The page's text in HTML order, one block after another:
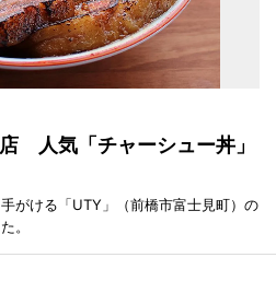
人気「チャーシュー丼」
がける「UTY」（前橋市富士見町）の
。